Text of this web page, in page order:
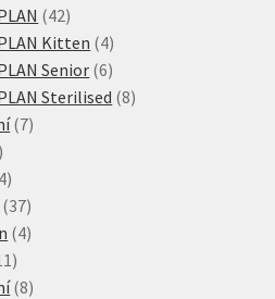
4242
produktů
Kitten 44
produkty
Senior 66
produktů
Sterilised 88
77
66
produktů
44
produkty
3737
produktů
44
11
produktů
88